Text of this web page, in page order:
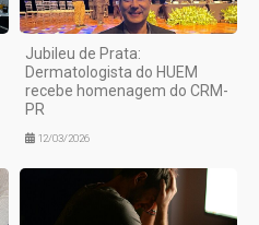
Jubileu de Prata:
Dermatologista do HUEM
recebe homenagem do CRM-
PR
12/03/2026